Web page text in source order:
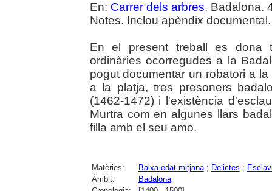
En: Carrer dels arbres. Badalona.
Notes. Inclou apèndix documental.
En el present treball es dona
ordinàries ocorregudes a la
pogut documentar un robatori a
a la platja, tres presoners
(1462-1472) i l'existència
Murtra com en algunes llars
filla amb el seu amo.
Matèries: Baixa edat mitjana; Delictes ;
Àmbit:
Badalona